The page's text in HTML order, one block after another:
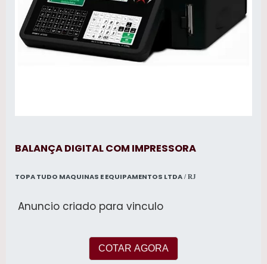
BALANÇA DIGITAL COM IMPRESSORA
TOPA TUDO MAQUINAS E EQUIPAMENTOS LTDA / RJ
Anuncio criado para vinculo
COTAR AGORA